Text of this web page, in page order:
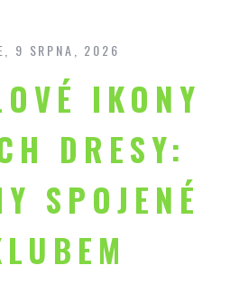
content
9 SRPNA, 2026
IKONY
DRESY:
SPOJENÉ